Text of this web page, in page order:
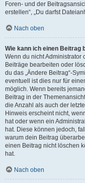
Foren- und der
erstellen“, „Du darfst
Nach oben
Wie kann ich einen Beitrag
Wenn du nicht Administrator
Beiträge bearbeiten oder
du das „Ändere Beitrag“-
eventuell ist dies nur für
möglich. Wenn bereits
Beitrag in der
die Anzahl als auch der
Hinweis erscheint nicht,
hat oder wenn ein
hat. Diese können jedoch,
warum dein Beitrag
einen Beitrag nicht löschen
hat.
Nach oben